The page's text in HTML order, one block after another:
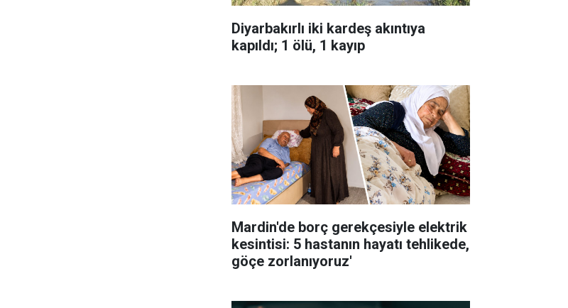
Diyarbakırlı iki kardeş akıntıya
kapıldı; 1 ölü, 1 kayıp
Mardin'de borç gerekçesiyle elektrik
kesintisi: 5 hastanın hayatı tehlikede,
göçe zorlanıyoruz'